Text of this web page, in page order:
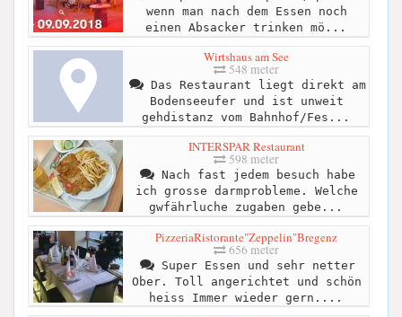
wenn man nach dem Essen noch
einen Absacker trinken mö...
Wirtshaus am See
548 meter
Das Restaurant liegt direkt am
Bodenseeufer und ist unweit
gehdistanz vom Bahnhof/Fes...
INTERSPAR Restaurant
598 meter
Nach fast jedem besuch habe
ich grosse darmprobleme. Welche
gwfährluche zugaben gebe...
PizzeriaRistorante"Zeppelin"Bregenz
656 meter
Super Essen und sehr netter
Ober. Toll angerichtet und schön
heiss Immer wieder gern....